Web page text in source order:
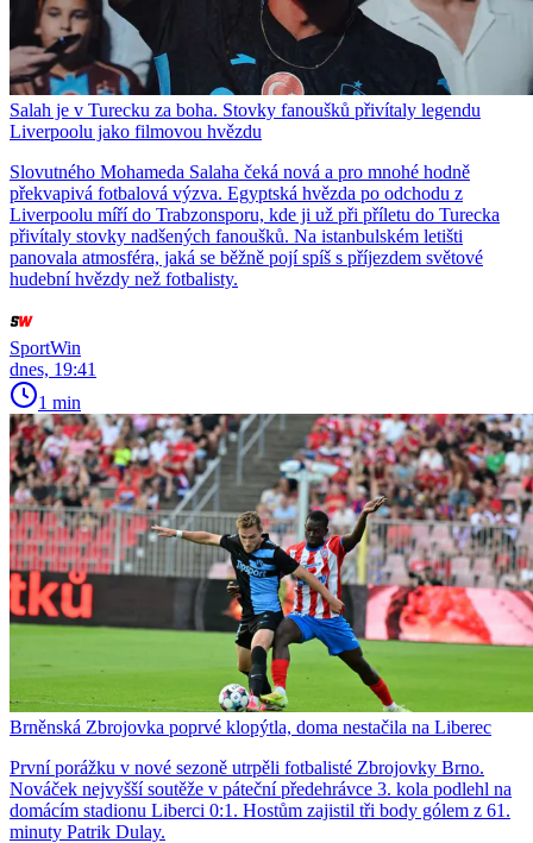
Salah je v Turecku za boha. Stovky fanoušků přivítaly legendu
Liverpoolu jako filmovou hvězdu
Slovutného Mohameda Salaha čeká nová a pro mnohé hodně
překvapivá fotbalová výzva. Egyptská hvězda po odchodu z
Liverpoolu míří do Trabzonsporu, kde ji už při příletu do Turecka
přivítaly stovky nadšených fanoušků. Na istanbulském letišti
panovala atmosféra, jaká se běžně pojí spíš s příjezdem světové
hudební hvězdy než fotbalisty.
SportWin
dnes, 19:41
1 min
Brněnská Zbrojovka poprvé klopýtla, doma nestačila na Liberec
První porážku v nové sezoně utrpěli fotbalisté Zbrojovky Brno.
Nováček nejvyšší soutěže v páteční předehrávce 3. kola podlehl na
domácím stadionu Liberci 0:1. Hostům zajistil tři body gólem z 61.
minuty Patrik Dulay.